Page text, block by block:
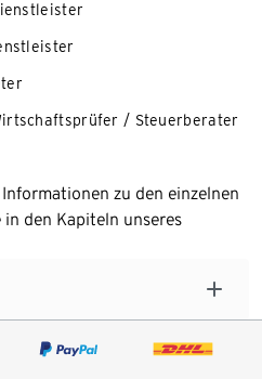
/ Steuerberater
zu den einzelnen
den Kapiteln unseres